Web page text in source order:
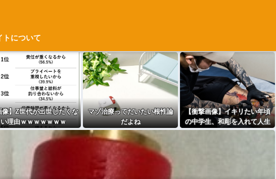
トについて
像】Z世代が出世したくな
い理由ｗｗｗｗｗｗｗ
マゾ治療ってだいたい根性論
だよね
【衝撃画像】イキリたい年頃
の中学生、和彫を入れて人生
終了⇒！！！